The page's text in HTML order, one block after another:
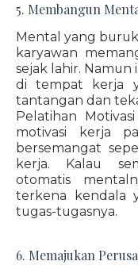
5. Membangun
Mental yang
karyawan
sejak lahir. Namun
di tempat kerja
tantangan dan
Pelatihan
motivasi kerja
bersemangat
kerja. Kalau
otomatis
terkena kendala
tugas-tugasnya.
6. Memajukan